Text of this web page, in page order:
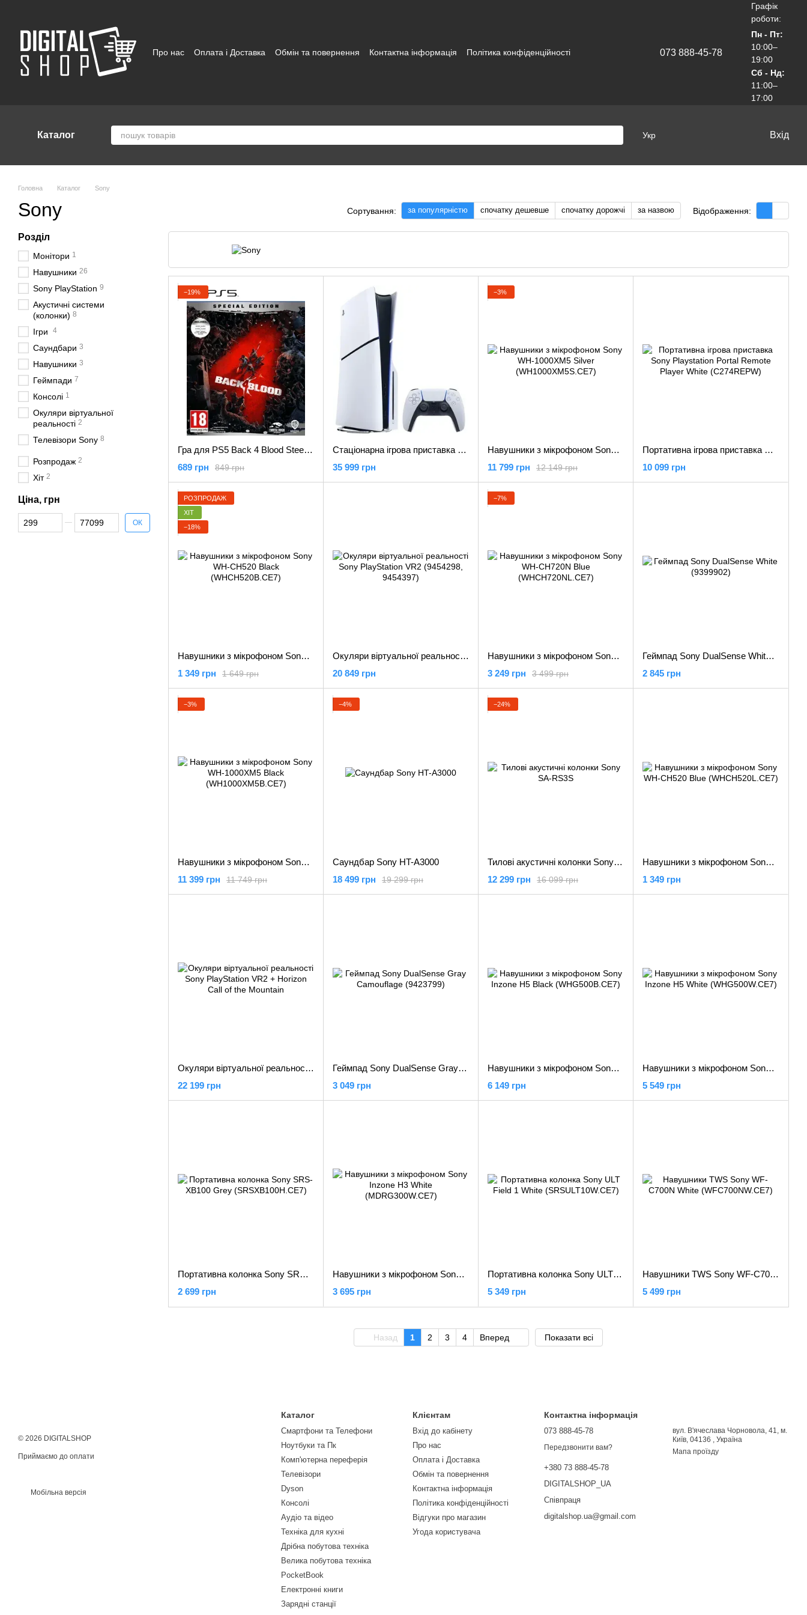
Про нас Оплата і Доставка Обмін та повернення Контактна інформація
Політика конфіденційності
073 888-45-78
Графік
роботи:
Пн - Пт:
10:00–
19:00
Сб - Нд:
11:00–
17:00
Каталог Укр Вхід
Головна Каталог Sony
Sony Сортування: за популярністю спочатку дешевше спочатку дорожчі за назвою Відображення:
−19%
Гра для PS5 Back 4 Blood Steelbook Special Edition PS5 (PSV15)
849 грн
689 грн
Стаціонарна ігрова приставка Sony PlayStation 5 Slim 1TB
35 999 грн
−3%
Навушники з мікрофоном Sony WH-1000XM5 Silver (WH1000XM5S.CE7)
12 149 грн
11 799 грн
Портативна ігрова приставка Sony Playstation Portal Remote Player White (C274REPW)
10 099 грн
РОЗПРОДАЖ
ХІТ
−18%
Навушники з мікрофоном Sony WH-CH520 Black (WHCH520B.CE7)
1 649 грн
1 349 грн
Окуляри віртуальної реальності Sony PlayStation VR2 (9454298, 9454397)
20 849 грн
−7%
Навушники з мікрофоном Sony WH-CH720N Blue (WHCH720NL.CE7)
3 499 грн
3 249 грн
Геймпад Sony DualSense White (9399902)
2 845 грн
−3%
Навушники з мікрофоном Sony WH-1000XM5 Black (WH1000XM5B.CE7)
11 749 грн
11 399 грн
−4%
Саундбар Sony HT-A3000
19 299 грн
18 499 грн
−24%
Тилові акустичні колонки Sony SA-RS3S
16 099 грн
12 299 грн
Навушники з мікрофоном Sony WH-CH520 Blue (WHCH520L.CE7)
1 349 грн
Окуляри віртуальної реальності Sony PlayStation VR2 + Horizon Call of the Mountain
22 199 грн
Геймпад Sony DualSense Gray Camouflage (9423799)
3 049 грн
Навушники з мікрофоном Sony Inzone H5 Black (WHG500B.CE7)
6 149 грн
Навушники з мікрофоном Sony Inzone H5 White (WHG500W.CE7)
5 549 грн
Портативна колонка Sony SRS-XB100 Grey (SRSXB100H.CE7)
2 699 грн
Навушники з мікрофоном Sony Inzone H3 White (MDRG300W.CE7)
3 695 грн
Портативна колонка Sony ULT Field 1 White (SRSULT10W.CE7)
5 349 грн
Навушники TWS Sony WF-C700N White (WFC700NW.CE7)
5 499 грн
Назад 1 2 3 4 Вперед Показати всі
Розділ
Монітори 1
Навушники 26
Sony PlayStation 9
Акустичні системи
(колонки) 8
Ігри 4
Саундбари 3
Навушники 3
Геймпади 7
Консолі 1
Окуляри віртуальної
реальності 2
Телевізори Sony 8
Розпродаж 2
Хіт 2
Ціна, грн
Від Ціна, грн
До Ціна, грн ОК
© 2026 DIGITALSHOP
Приймаємо до оплати
Мобільна версія
Каталог
Смартфони та Телефони
Ноутбуки та Пк
Комп'ютерна переферія
Телевізори
Dyson
Консолі
Аудіо та відео
Техніка для кухні
Дрібна побутова техніка
Велика побутова техніка
PocketBook
Електронні книги
Зарядні станції
Клієнтам
Вхід до кабінету
Про нас
Оплата і Доставка
Обмін та повернення
Контактна інформація
Політика конфіденційності
Відгуки про магазин
Угода користувача
Контактна інформація
073 888-45-78
Передзвонити вам?
+380 73 888-45-78
DIGITALSHOP_UA
Співпраця
digitalshop.ua@gmail.com
вул. В'ячеслава Чорновола, 41, м.
Київ, 04136 , Україна
Мапа проїзду